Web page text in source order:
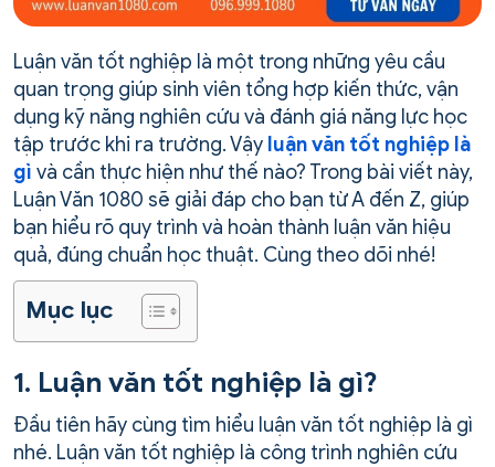
Luận văn tốt nghiệp là một trong những yêu cầu
quan trọng giúp sinh viên tổng hợp kiến thức, vận
dụng kỹ năng nghiên cứu và đánh giá năng lực học
tập trước khi ra trường. Vậy luận văn tốt nghiệp là
gì và cần thực hiện như thế nào? Trong bài viết này,
Luận Văn 1080 sẽ giải đáp cho bạn từ A đến Z, giúp
bạn hiểu rõ quy trình và hoàn thành luận văn hiệu
quả, đúng chuẩn học thuật. Cùng theo dõi nhé!
Mục lục
1. Luận văn tốt nghiệp là gì?
Đầu tiên hãy cùng tìm hiểu luận văn tốt nghiệp là gì
nhé. Luận văn tốt nghiệp là công trình nghiên cứu